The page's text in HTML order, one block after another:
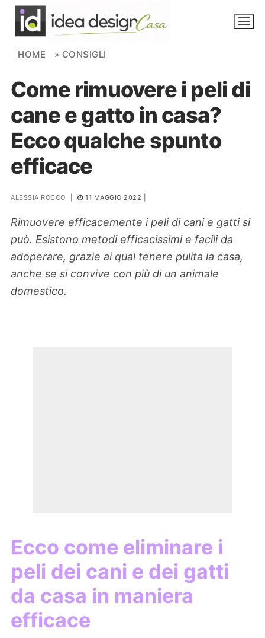
Skip to content
NOVITÀ
AMBIENTI
FAI DA TE
PIANTE
Ortaggio
HOME » CONSIGLI
Come rimuovere i peli di
cane e gatto in casa?
Ecco qualche spunto
efficace
ALESSIA ROCCO 11 MAGGIO 2022
Rimuovere efficacemente i peli di cani e gatti si
può. Esistono metodi efficacissimi e facili da
adoperare, grazie ai qual tenere pulita la casa,
anche se si convive con più di un animale
domestico.
Ecco come eliminare i
peli dei cani e dei gatti
da casa in maniera
efficace